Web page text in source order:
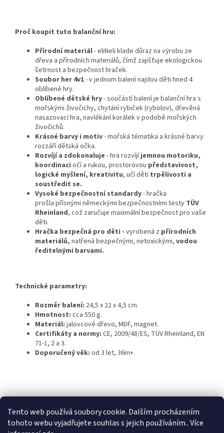
Tento web používá soubory cookie. Dalším procházením
tohoto webu vyjadřujete souhlas s jejich používáním.. Více
Proč koupit tuto balanční hru:
Přírodní materiál- eliNeli klade důraz na výrobu ze
dřeva a přírodních materiálů, čímž zajišťuje ekologickou
šetrnost a bezpečnost hraček.
Soubor her 4v1- v jednom balení najdou děti hned 4
oblíbené hry.
Oblíbené dětské hry- součástí balení je balanční hra s
mořskými živočichy, chytání rybiček (rybolov), dřevěná
nasazovací hra, navlékání korálek v podobě mořských
živočichů.
Krásné barvy i motiv- mořská tématika a krásné barvy
rozzáří dětská očka.
Rozvíjí a zdokonaluje - hra rozvíjíjemnou motoriku,
koordinaci očí a rukou, prostorovou představivost,
logické myšlení, kreativitu, učí děti trpělivosti a
soustředit se.
Vysoké bezpečnostní standardy- hračka
prošla přísnými německými bezpečnostními testy TÜV
Rheinland, což zaručuje maximální bezpečnost pro vaše
děti.
Hračka bezpečná pro děti - vyrobená z přírodních
materiálů, natřená bezpečnými, netoxickými, vodou
ředitelnými barvami.
Technické parametry:
Rozměr balení: 24,5 x 22 x 4,5 cm.
Hmotnost: cca 550 g.
Materiál: jalovcové dřevo, MDF, magnet.
Certifikáty a normy: CE, 2009/48/ES, TÜV Rheinland, EN
71-1, 2 a 3.
Doporučený věk: od 3 let, 36m+.
á